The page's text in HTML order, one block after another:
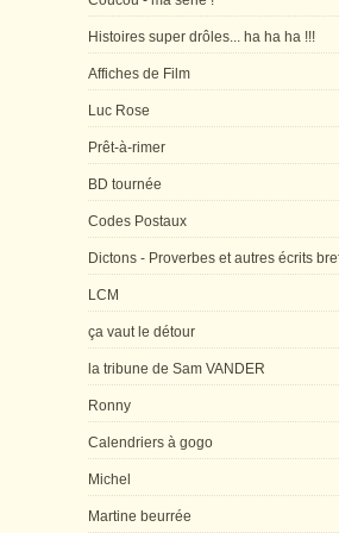
Histoires super drôles... ha ha ha !!!
Affiches de Film
Luc Rose
Prêt-à-rimer
BD tournée
Codes Postaux
Dictons - Proverbes et autres écrits
LCM
ça vaut le détour
la tribune de Sam VANDER
Ronny
Calendriers à gogo
Michel
Martine beurrée